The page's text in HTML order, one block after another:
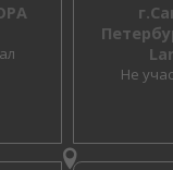
Не